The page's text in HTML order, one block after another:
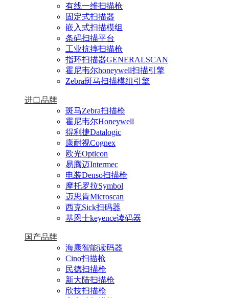
有线一维扫描枪
固定式扫描器
嵌入式扫描模组
条码扫描平台
工业抗摔扫描枪
指环扫描器GENERALSCAN
霍尼韦尔honeywell扫描引擎
Zebra斑马扫描模组引擎
进口品牌
斑马Zebra扫描枪
霍尼韦尔Honeywell
得利捷Datalogic
康耐视Cognex
欧光Opticon
易腾迈Intermec
电装Denso扫描枪
摩托罗拉Symbol
迈思肯Microscan
西克Sick扫码器
基恩士keyence读码器
国产品牌
海康智能读码器
Cino扫描枪
民德扫描枪
新大陆扫描枪
欣技扫描枪